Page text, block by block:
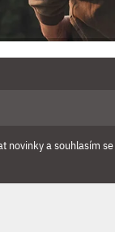
novinky a souhlasím se